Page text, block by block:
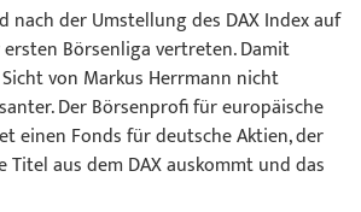
nach der Umstellung des DAX Index auf
Börsenliga vertreten. Damit
von Markus Herrmann nicht
Der Börsenprofi für europäische
einen Fonds für deutsche Aktien, der
aus dem DAX auskommt und das